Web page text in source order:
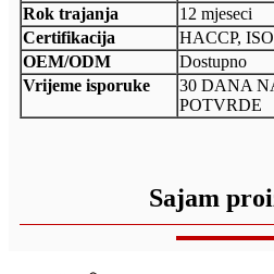
Rok trajanja
12 mjeseci
Certifikacija
HACCP,
OEM/ODM
Dostupno
Vrijeme isporuke
30 DANA
POTVRDE
Sajam